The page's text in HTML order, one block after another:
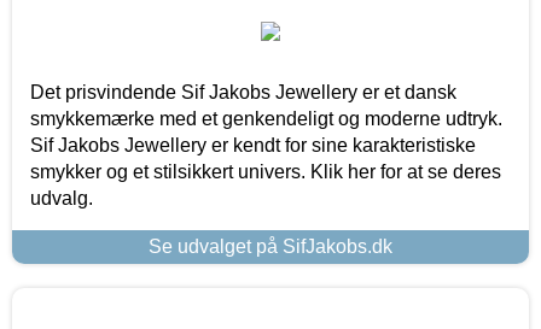
Det prisvindende Sif Jakobs Jewellery er et dansk
smykkemærke med et genkendeligt og moderne udtryk.
Sif Jakobs Jewellery er kendt for sine karakteristiske
smykker og et stilsikkert univers. Klik her for at se deres
udvalg.
Se udvalget på SifJakobs.dk